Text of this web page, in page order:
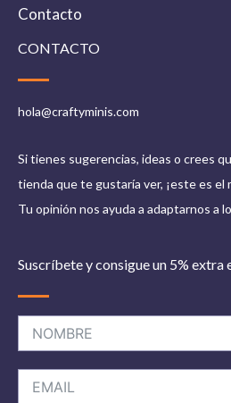
Contacto
CONTACTO
hola@craftyminis.com
Si tienes sugerencias, ideas o crees
tienda que te gustaría ver, ¡este es
Tu opinión nos ayuda a adaptarnos a
Suscríbete y consigue un 5%